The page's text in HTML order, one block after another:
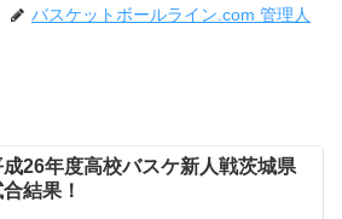
バスケットボールライン.com 管理人
成26年度高校バスケ新人戦茨城県
結果！